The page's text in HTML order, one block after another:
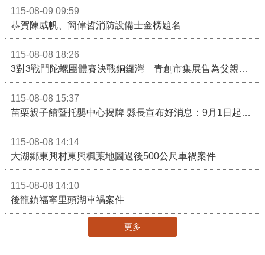
115-08-09 09:59
恭賀陳威帆、簡偉哲消防設備士金榜題名
115-08-08 18:26
3對3戰鬥陀螺團體賽決戰銅鑼灣 青創市集展售為父親節增添繽紛
115-08-08 15:37
苗栗親子館暨托嬰中心揭牌 縣長宣布好消息：9月1日起調降臨時托嬰費用
115-08-08 14:14
大湖鄉東興村東興楓葉地圖過後500公尺車禍案件
115-08-08 14:10
後龍鎮福寧里頭湖車禍案件
更多